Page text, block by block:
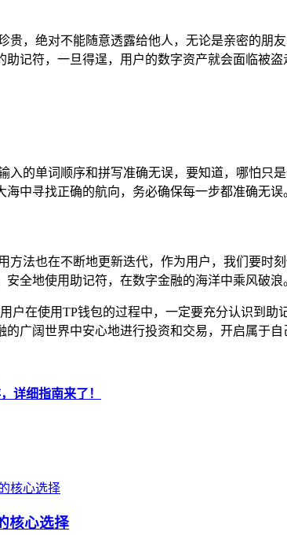
贵，绝对不能随意透露给他人，无论是亲密的朋
记符，一旦得逞，用户的数字资产就会面临被盗
入的单词顺序和拼写准确无误，要知道，哪怕
中寻找正确的航向，务必确保每一步都准确无误
方法也在不断地更新迭代，作为用户，我们要时
全地使用助记符，在数字金融的海洋中乘风破浪
户在使用TP钱包的过程中，一定要充分认识到
广阔世界中安心地进行投资和交易，开启属于自
详细指南来了！
核心选择